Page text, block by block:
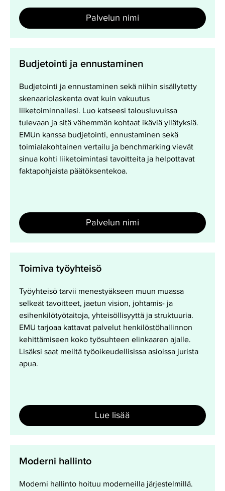
Palvelun nimi
Budjetointi ja ennustaminen
Budjetointi ja ennustaminen sekä niihin sisällytetty
skenaariolaskenta ovat kuin vakuutus
liiketoiminnallesi. Luo katseesi talousluvuissa
tulevaan ja sitä vähemmän kohtaat ikäviä yllätyksiä.
EMUn kanssa budjetointi, ennustaminen sekä
toimialakohtainen vertailu ja benchmarking vievät
sinua kohti liiketoimintasi tavoitteita ja helpottavat
faktapohjaista päätöksentekoa.
Palvelun nimi
Toimiva työyhteisö
Työyhteisö tarvii menestyäkseen muun muassa
selkeät tavoitteet, jaetun vision, johtamis- ja
esihenkilötyötaitoja, yhteisöllisyyttä ja struktuuria.
EMU tarjoaa kattavat palvelut henkilöstöhallinnon
kehittämiseen koko työsuhteen elinkaaren ajalle.
Lisäksi saat meiltä työoikeudellisissa asioissa jurista
apua.
työyhteisö
Lue lisää
Moderni hallinto
Moderni hallinto hoituu moderneilla järjestelmillä.
hallinto